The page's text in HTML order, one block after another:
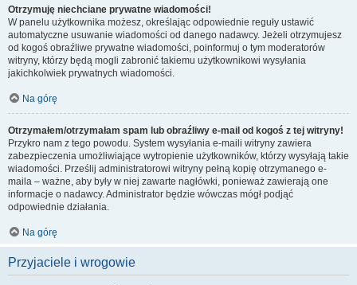
Otrzymuję niechciane prywatne wiadomości!
W panelu użytkownika możesz, określając odpowiednie reguły ustawić
automatyczne usuwanie wiadomości od danego nadawcy. Jeżeli otrzymujesz
od kogoś obraźliwe prywatne wiadomości, poinformuj o tym moderatorów
witryny, którzy będą mogli zabronić takiemu użytkownikowi wysyłania
jakichkolwiek prywatnych wiadomości.
Na górę
Otrzymałem/otrzymałam spam lub obraźliwy e-mail od kogoś z tej witryny!
Przykro nam z tego powodu. System wysyłania e-maili witryny zawiera
zabezpieczenia umożliwiające wytropienie użytkowników, którzy wysyłają takie
wiadomości. Prześlij administratorowi witryny pełną kopię otrzymanego e-
maila – ważne, aby były w niej zawarte nagłówki, ponieważ zawierają one
informacje o nadawcy. Administrator będzie wówczas mógł podjąć
odpowiednie działania.
Na górę
Przyjaciele i wrogowie